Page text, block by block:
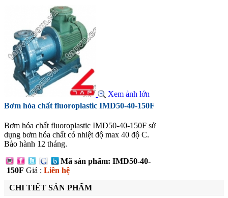
Xem ảnh lớn
Bơm hóa chất fluoroplastic IMD50-40-150F
Bơm hóa chất fluoroplastic IMD50-40-150F sử
dụng bơm hóa chất có nhiệt độ max 40 độ C.
Bảo hành 12 tháng.
Mã sản phẩm: IMD50-40-
150F Giá : Liên hệ
CHI TIẾT SẢN PHẨM